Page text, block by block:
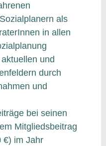
als
in allen
und
durch
und
bei seinen
Mitgliedsbeitrag
€) im Jahr